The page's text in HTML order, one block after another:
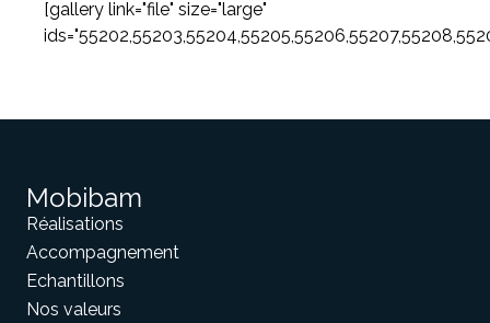
[gallery link="file" size="large"
Mobibam
Réalisations
Accompagnement
Echantillons
Nos valeurs